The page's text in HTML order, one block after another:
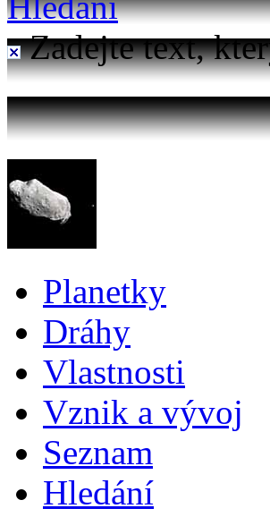
Zadejte text,
Planetky
Dráhy
Vlastnosti
Vznik a vývoj
Seznam
Hledání